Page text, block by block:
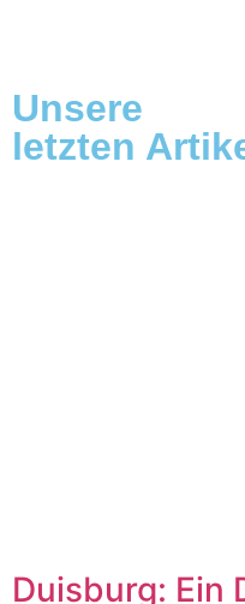
Unsere
letzten
Duisburg: Ein